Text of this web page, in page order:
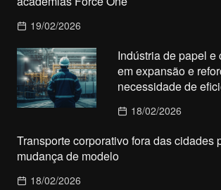
19/02/2026
Indústria de papel
em expansão e
necessidade de
18/02/2026
Transporte corporativo fora das cidades
mudança de modelo
18/02/2026